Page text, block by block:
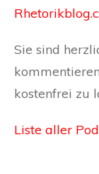
Sie sind
kostenfrei zu
Liste aller